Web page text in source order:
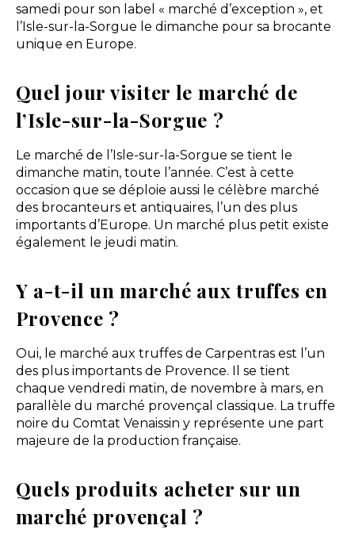
samedi pour son label « marché d’exception », et
l’Isle-sur-la-Sorgue le dimanche pour sa brocante
unique en Europe.
Quel jour visiter le marché de
l’Isle-sur-la-Sorgue ?
Le marché de l’Isle-sur-la-Sorgue se tient le
dimanche matin, toute l’année. C’est à cette
occasion que se déploie aussi le célèbre marché
des brocanteurs et antiquaires, l’un des plus
importants d’Europe. Un marché plus petit existe
également le jeudi matin.
Y a-t-il un marché aux truffes en
Provence ?
Oui, le marché aux truffes de Carpentras est l’un
des plus importants de Provence. Il se tient
chaque vendredi matin, de novembre à mars, en
parallèle du marché provençal classique. La truffe
noire du Comtat Venaissin y représente une part
majeure de la production française.
Quels produits acheter sur un
marché provençal ?